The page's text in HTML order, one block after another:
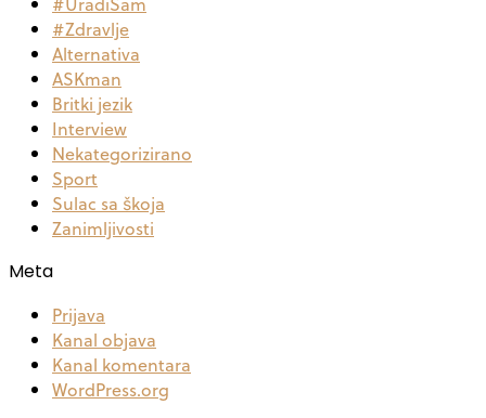
#Zdravlje
Alternativa
ASKman
Britki jezik
Interview
Nekategorizirano
Sport
Sulac sa škoja
Zanimljivosti
Meta
Prijava
Kanal objava
Kanal komentara
WordPress.org